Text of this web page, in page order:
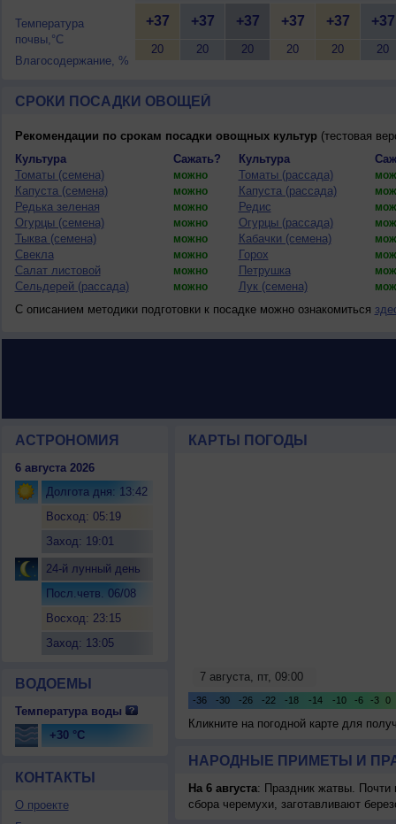
Температура
почвы,°C
Влагосодержание, %
+37
20
+37
20
+37
20
+37
20
+37
20
+37
20
СРОКИ ПОСАДКИ ОВОЩЕЙ
Рекомендации по срокам посадки овощных культур(тестовая
Культура
Сажать? Культура
Томаты (семена)
можно Томаты (рассада)
Капуста (семена) можно Капуста (рассада)
Редька зеленая можно Редис
Огурцы (семена) можно Огурцы (рассада)
Тыква (семена) можно Кабачки (семена)
Свекла можно Горох
Салат листовой можно Петрушка
Сельдерей (рассада) можно Лук (семена)
С описанием методики подготовки к посадке можно ознакомиться
АСТРОНОМИЯ
6 августа 2026
Долгота дня: 13:42
Восход: 05:19
Заход: 19:01
24-й лунный день
Посл.четв. 06/08
Восход: 23:15
Заход: 13:05
ВОДОЕМЫ
Температура воды
+30 °C
КОНТАКТЫ
О проекте
КАРТЫ ПОГОДЫ
Кликните на погодной карте для
НАРОДНЫЕ ПРИМЕТЫ И
На 6 августа: Праздник жатвы. Почти
сбора черемухи, заготавливают